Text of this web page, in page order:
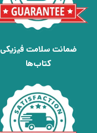
ضمانت سلامت فیزیکی
کتاب‌ها